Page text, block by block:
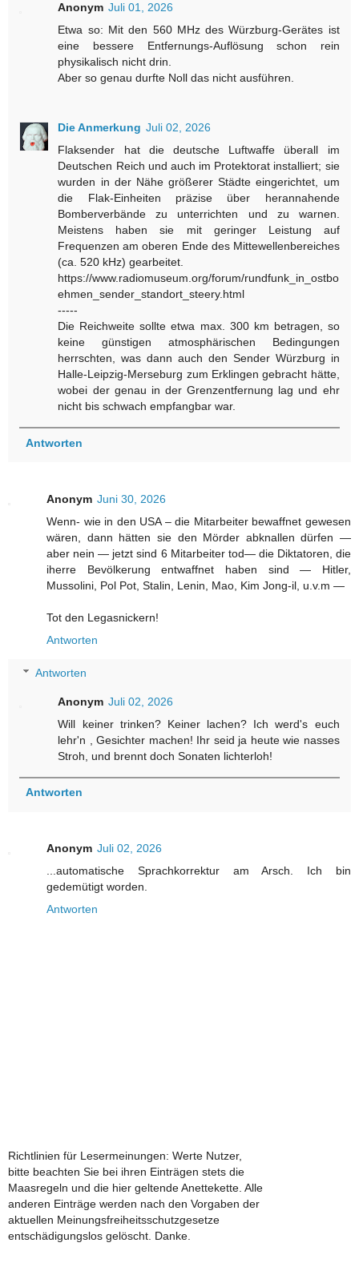
Anonym Juli 01, 2026
Etwa so: Mit den 560 MHz des Würzburg-Gerätes ist
eine bessere Entfernungs-Auflösung schon rein
physikalisch nicht drin.
Aber so genau durfte Noll das nicht ausführen.
Die Anmerkung Juli 02, 2026
Flaksender hat die deutsche Luftwaffe überall im
Deutschen Reich und auch im Protektorat installiert; sie
wurden in der Nähe größerer Städte eingerichtet, um
die Flak-Einheiten präzise über herannahende
Bomberverbände zu unterrichten und zu warnen.
Meistens haben sie mit geringer Leistung auf
Frequenzen am oberen Ende des Mittewellenbereiches
(ca. 520 kHz) gearbeitet.
https://www.radiomuseum.org/forum/rundfunk_in_ostbo
ehmen_sender_standort_steery.html
-----
Die Reichweite sollte etwa max. 300 km betragen, so
keine günstigen atmosphärischen Bedingungen
herrschten, was dann auch den Sender Würzburg in
Halle-Leipzig-Merseburg zum Erklingen gebracht hätte,
wobei der genau in der Grenzentfernung lag und ehr
nicht bis schwach empfangbar war.
Antworten
Anonym Juni 30, 2026
Wenn- wie in den USA – die Mitarbeiter bewaffnet gewesen
wären, dann hätten sie den Mörder abknallen dürfen —
aber nein — jetzt sind 6 Mitarbeiter tod— die Diktatoren, die
iherre Bevölkerung entwaffnet haben sind — Hitler,
Mussolini, Pol Pot, Stalin, Lenin, Mao, Kim Jong-il, u.v.m —
Tot den Legasnickern!
Antworten
Antworten
Anonym Juli 02, 2026
Will keiner trinken? Keiner lachen? Ich werd's euch
lehr'n , Gesichter machen! Ihr seid ja heute wie nasses
Stroh, und brennt doch Sonaten lichterloh!
Antworten
Anonym Juli 02, 2026
...automatische Sprachkorrektur am Arsch. Ich bin
gedemütigt worden.
Antworten
Richtlinien für Lesermeinungen: Werte Nutzer,
bitte beachten Sie bei ihren Einträgen stets die
Maasregeln und die hier geltende Anettekette. Alle
anderen Einträge werden nach den Vorgaben der
aktuellen Meinungsfreiheitsschutzgesetze
entschädigungslos gelöscht. Danke.